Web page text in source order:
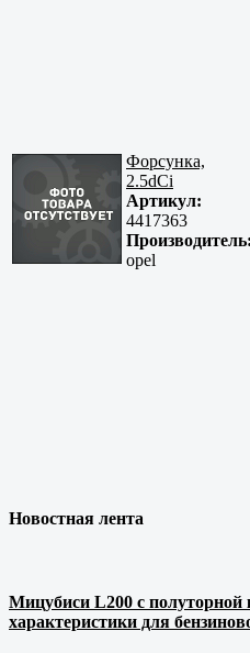
Форсунка,
2.5dCi
Артикул:
4417363
Производитель:
opel
Новостная лента
Мицубиси L200 с полуторной
характеристики для